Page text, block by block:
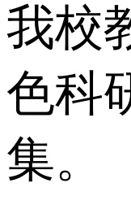
我校
色科
集。